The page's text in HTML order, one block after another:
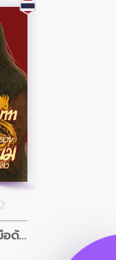
ฝ่าบาทโปรดยั้งมือด้วย ข้าระบมหมดแล้ว